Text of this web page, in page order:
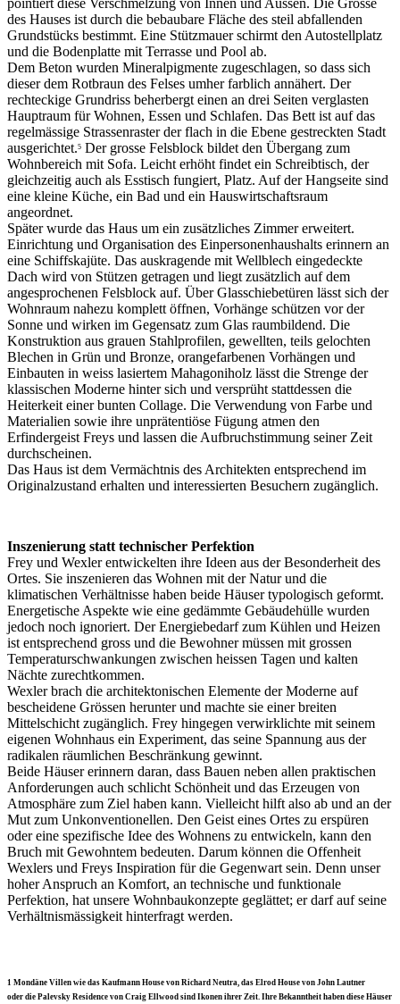
pointiert diese Verschmelzung von Innen und Aussen. Die Grösse
des Hauses ist durch die bebaubare Fläche des steil abfallenden
Grundstücks bestimmt. Eine Stützmauer schirmt den Autostellplatz
und die Bodenplatte mit Terrasse und Pool ab.
Dem Beton wurden Mineralpigmente zugeschlagen, so dass sich
dieser dem Rotbraun des Felses umher farblich annähert. Der
rechteckige Grundriss beherbergt einen an drei Seiten verglasten
Hauptraum für Wohnen, Essen und Schlafen. Das Bett ist auf das
regelmässige Strassenraster der flach in die Ebene gestreckten Stadt
ausgerichtet.5 Der grosse Felsblock bildet den Übergang zum
Wohnbereich mit Sofa. Leicht erhöht findet ein Schreibtisch, der
gleichzeitig auch als Esstisch fungiert, Platz. Auf der Hangseite sind
eine kleine Küche, ein Bad und ein Hauswirtschaftsraum
angeordnet.
Später wurde das Haus um ein zusätzliches Zimmer erweitert.
Einrichtung und Organisation des Einpersonenhaushalts erinnern an
eine Schiffskajüte. Das auskragende mit Wellblech eingedeckte
Dach wird von Stützen getragen und liegt zusätzlich auf dem
angesprochenen Felsblock auf. Über Glasschiebetüren lässt sich der
Wohnraum nahezu komplett öffnen, Vorhänge schützen vor der
Sonne und wirken im Gegensatz zum Glas raumbildend. Die
Konstruktion aus grauen Stahlprofilen, gewellten, teils gelochten
Blechen in Grün und Bronze, orangefarbenen Vorhängen und
Einbauten in weiss lasiertem Mahagoniholz lässt die Strenge der
klassischen Moderne hinter sich und versprüht stattdessen die
Heiterkeit einer bunten Collage. Die Verwendung von Farbe und
Materialien sowie ihre unprätentiöse Fügung atmen den
Erfindergeist Freys und lassen die Aufbruchstimmung seiner Zeit
durchscheinen.
Das Haus ist dem Vermächtnis des Architekten entsprechend im
Originalzustand erhalten und interessierten Besuchern zugänglich.
Inszenierung statt technischer Perfektion
Frey und Wexler entwickelten ihre Ideen aus der Besonderheit des
Ortes. Sie inszenieren das Wohnen mit der Natur und die
klimatischen Verhältnisse haben beide Häuser typologisch geformt.
Energetische Aspekte wie eine gedämmte Gebäudehülle wurden
jedoch noch ignoriert. Der Energiebedarf zum Kühlen und Heizen
ist entsprechend gross und die Bewohner müssen mit grossen
Temperaturschwankungen zwischen heissen Tagen und kalten
Nächte zurechtkommen.
Wexler brach die architektonischen Elemente der Moderne auf
bescheidene Grössen herunter und machte sie einer breiten
Mittelschicht zugänglich. Frey hingegen verwirklichte mit seinem
eigenen Wohnhaus ein Experiment, das seine Spannung aus der
radikalen räumlichen Beschränkung gewinnt.
Beide Häuser erinnern daran, dass Bauen neben allen praktischen
Anforderungen auch schlicht Schönheit und das Erzeugen von
Atmosphäre zum Ziel haben kann. Vielleicht hilft also ab und an der
Mut zum Unkonventionellen. Den Geist eines Ortes zu erspüren
oder eine spezifische Idee des Wohnens zu entwickeln, kann den
Bruch mit Gewohntem bedeuten. Darum können die Offenheit
Wexlers und Freys Inspiration für die Gegenwart sein. Denn unser
hoher Anspruch an Komfort, an technische und funktionale
Perfektion, hat unsere Wohnbaukonzepte geglättet; er darf auf seine
Verhältnismässigkeit hinterfragt werden.
1 Mondäne Villen wie das Kaufmann House von Richard Neutra, das Elrod House von John Lautner
oder die Palevsky Residence von Craig Ellwood sind Ikonen ihrer Zeit. Ihre Bekanntheit haben diese Häuser